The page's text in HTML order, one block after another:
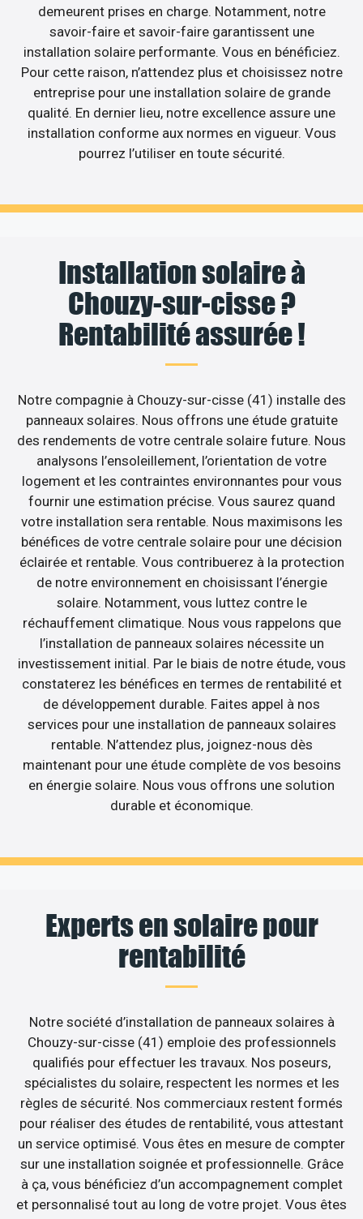
demeurent prises en charge. Notamment, notre
savoir-faire et savoir-faire garantissent une
installation solaire performante. Vous en bénéficiez.
Pour cette raison, n’attendez plus et choisissez notre
entreprise pour une installation solaire de grande
qualité. En dernier lieu, notre excellence assure une
installation conforme aux normes en vigueur. Vous
pourrez l’utiliser en toute sécurité.
Installation solaire à
Chouzy-sur-cisse ?
Rentabilité assurée !
Notre compagnie à Chouzy-sur-cisse (41) installe des
panneaux solaires. Nous offrons une étude gratuite
des rendements de votre centrale solaire future. Nous
analysons l’ensoleillement, l’orientation de votre
logement et les contraintes environnantes pour vous
fournir une estimation précise. Vous saurez quand
votre installation sera rentable. Nous maximisons les
bénéfices de votre centrale solaire pour une décision
éclairée et rentable. Vous contribuerez à la protection
de notre environnement en choisissant l’énergie
solaire. Notamment, vous luttez contre le
réchauffement climatique. Nous vous rappelons que
l’installation de panneaux solaires nécessite un
investissement initial. Par le biais de notre étude, vous
constaterez les bénéfices en termes de rentabilité et
de développement durable. Faites appel à nos
services pour une installation de panneaux solaires
rentable. N’attendez plus, joignez-nous dès
maintenant pour une étude complète de vos besoins
en énergie solaire. Nous vous offrons une solution
durable et économique.
Experts en solaire pour
rentabilité
Notre société d’installation de panneaux solaires à
Chouzy-sur-cisse (41) emploie des professionnels
qualifiés pour effectuer les travaux. Nos poseurs,
spécialistes du solaire, respectent les normes et les
règles de sécurité. Nos commerciaux restent formés
pour réaliser des études de rentabilité, vous attestant
un service optimisé. Vous êtes en mesure de compter
sur une installation soignée et professionnelle. Grâce
à ça, vous bénéficiez d’un accompagnement complet
et personnalisé tout au long de votre projet. Vous êtes